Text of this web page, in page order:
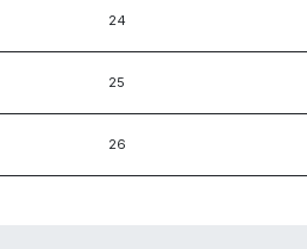
24
25
26